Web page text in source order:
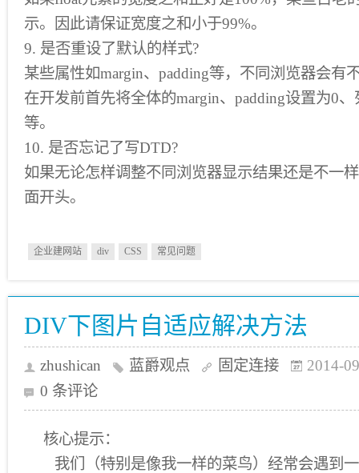
示。因此请保证宽度之和小于99%。
9. 是否重设了默认的样式?
某些属性如margin、padding等，不同浏览器会有
在开发前首先将全体的margin、padding设置为0
等。
10. 是否忘记了写DTD?
如果无论怎样调整不同浏览器显示结果还是不一
面开头。
企业建网站 div CSS 常见问题
DIV下图片自适应解决方法
zhushican 蓝爵观点 固定连接
2014-
0 条评论
核心提示：
我们（特别是像我一样的菜鸟）经常会遇到